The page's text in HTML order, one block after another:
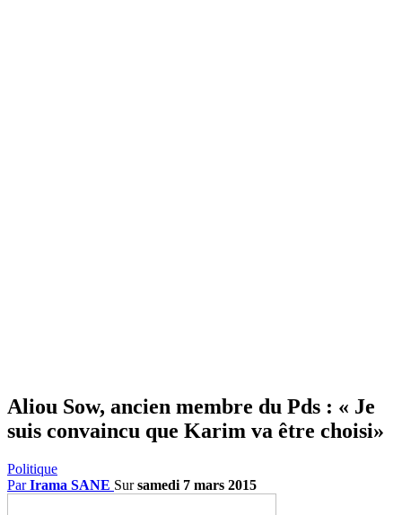
Aliou Sow, ancien membre du Pds : « Je
suis convaincu que Karim va être choisi»
Politique
ParIrama SANE Sursamedi 7 mars 2015